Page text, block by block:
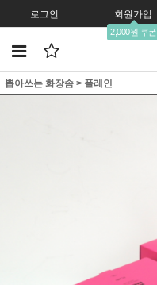
로그인 회원가입
2,000원 쿠폰
뽑아쓰는 화장솜 > 플레인